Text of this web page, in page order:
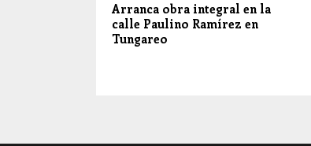
Arranca obra integral en la
calle Paulino Ramírez en
Tungareo